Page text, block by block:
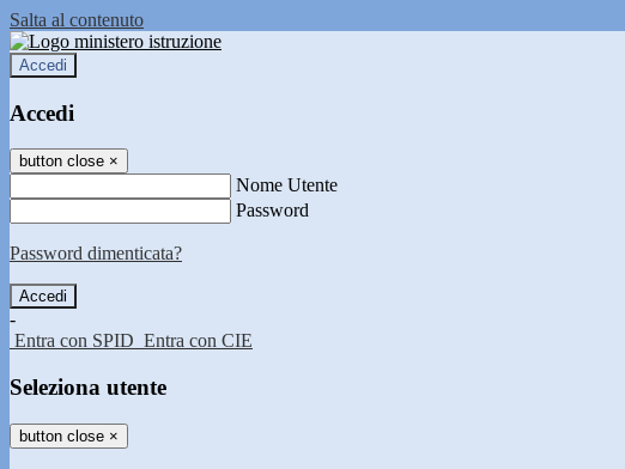
Salta al contenuto
Accedi
Accedi
button close ×
Nome Utente
Password
Password dimenticata?
-
Entra con SPID Entra con CIE
Seleziona utente
button close ×